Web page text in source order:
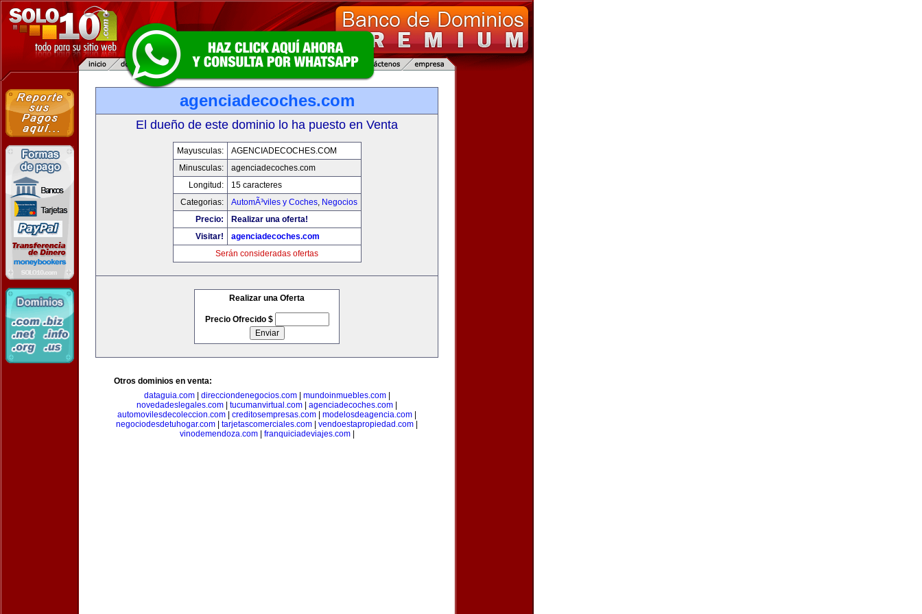
agenciadecoches.com
El dueño de este dominio lo ha puesto en Venta
Mayusculas:
AGENCIADECOCHES.COM
Minusculas:
agenciadecoches.com
Longitud:
15 caracteres
Categorias:
AutomÃ³viles y Coches, Negocios
Precio:
Realizar una oferta!
Visitar!
agenciadecoches.com
Serán consideradas ofertas
Realizar una Oferta
Precio Ofrecido $
Otros dominios en venta:
dataguia.com| direcciondenegocios.com| mundoinmuebles.com|
novedadeslegales.com
tucumanvirtual.com agenciadecoches.com
automovilesdecoleccion.com
creditosempresas.com modelosdeagencia.com
negociodesdetuhogar.com
tarjetascomerciales.com vendoestapropiedad.com
vinodemendoza.com| franquiciadeviajes.com|